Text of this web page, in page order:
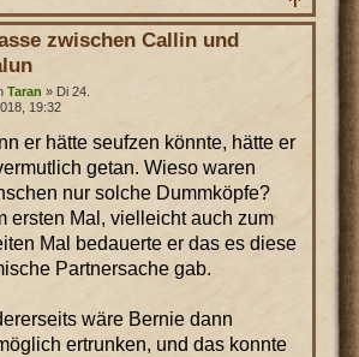
zwischen Callin und
Taran » Di 24.
19:32
er hätte seufzen könnte, hätte er
getan. Wieso waren
nur solche Dummköpfe?
ersten Mal, vielleicht auch zum
Mal bedauerte er das es diese
Partnersache gab.
wäre Bernie dann
ertrunken, und das konnte